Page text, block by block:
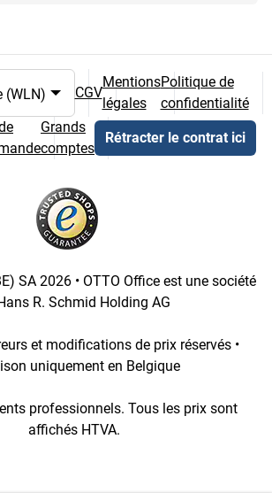
et du pays
CGV
Mentions
légales
Politique de
confidentialité
Grands
comptes
Rétracter le contrat ici
SA 2026 • OTTO Office est une société
R. Schmid Holding AG
et modifications de prix réservés •
uniquement en Belgique
professionnels. Tous les prix sont
affichés HTVA.